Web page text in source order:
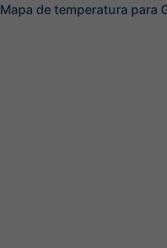
Mapa de temperatura para